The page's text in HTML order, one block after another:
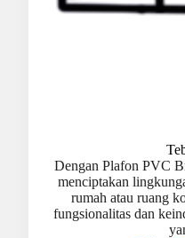
Dengan Plafon PVC
menciptakan
rumah atau ruang
fungsionalitas dan